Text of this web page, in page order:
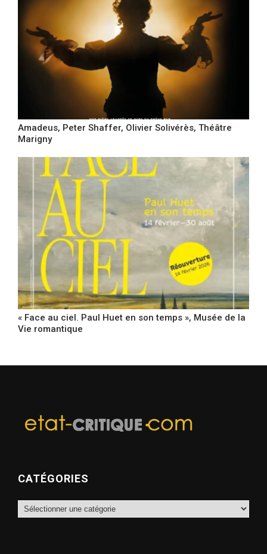
Amadeus, Peter Shaffer, Olivier Solivérès, Théâtre
Marigny
« Face au ciel. Paul Huet en son temps », Musée de la
Vie romantique
CATÉGORIES
Catégories